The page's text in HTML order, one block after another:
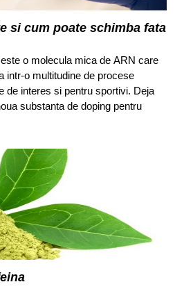
si cum poate schimba fata
o molecula mica de ARN care
intr-o multitudine de procese
de interes si pentru sportivi. Deja
substanta de doping pentru